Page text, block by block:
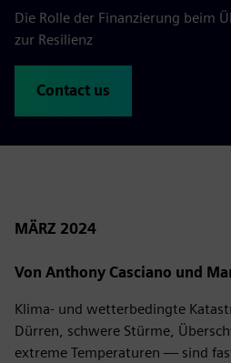
Die Rolle der Finanzierung beim
zur Resilienz
Contact us
MÄRZ 2024
Von Anthony Casciano und
Klima- und wetterbedingte
Dürren, schwere Stürme,
extreme Temperaturen — sind